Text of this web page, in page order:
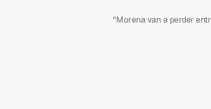
"Morena van a perder